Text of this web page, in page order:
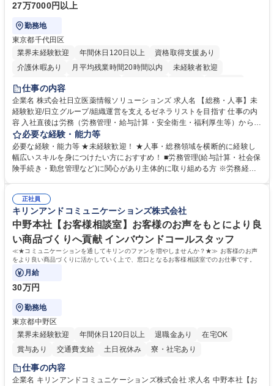
27万7000円以上
勤務地
東京都千代田区
業界未経験歓迎
年間休日120日以上
資格取得支援あり
介護休暇あり
月平均残業時間20時間以内
未経験者歓迎
住宅手当あり
育休あり
完全週休2日制 交通費支給 土日祝休み 寮・社宅あり
仕事の内容
企業名 株式会社日立医薬情報ソリューションズ 求人名 【総務・人事】未
経験歓迎/日立グループ/組織運営を支えるゼネラリストを目指す 仕事の内
容 入社直後は労務（労務管理・給与計算・安全衛生・福利厚生等）からお
任せいたします。将来は総務・採用・教育業務へ守備範囲を広げ、組織運
営を支えるゼネラリストをめざせます。 ・初期業務：労働時間管理、給与
計算、社会保険対応、福利厚生管理、安全衛生、健康経営推進等をお任せ
します。ご経験に応じて、休職者管理など、幅広く経験を積んでいただき
幅広く経験を積みたい意欲がある方に最適な環境です。 募集職種 【総
務・人事】未経験歓迎/日立グループ/組織運営を支えるゼネラリストを目
指す
必要な経験・能力等
必要な経験・能力等 ★未経験歓迎！ ★人事・総務領域を横断的に経験し
幅広いスキルを身につけたい方におすすめ！ ■労務管理(給与計算・社会保
険手続き・勤怠管理など)に関心があり主体的に取り組める方 ※労務経験
のご経験 ■労務管理（給与計算・社会保険手続き・勤怠管理など）の経験
■衛生管理者の資格をお持ちの方 学歴・資格 学歴：大学院 大学 高専 短大
専修学校 高校 語学力： 資格：
正社員
キリンアンドコミュニケーションズ株式会社
中野本社【お客様相談室】お客様のお声をもとにより良
い商品づくりへ貢献 インバウンドコールスタッフ
≪★コミュニケーションを通してキリンのファンを増やしませんか？★≫ お客様のお声
をより良い商品づくりに活かしていく上で、窓口となるお客様相談室でのお仕事です。
月給
30万円
勤務地
東京都中野区
業界未経験歓迎
年間休日120日以上 退職金あり
在宅OK
賞与あり
交通費支給 土日祝休み 寮・社宅あり
仕事の内容
企業名 キリンアンドコミュニケーションズ株式会社 求人名 中野本社【お